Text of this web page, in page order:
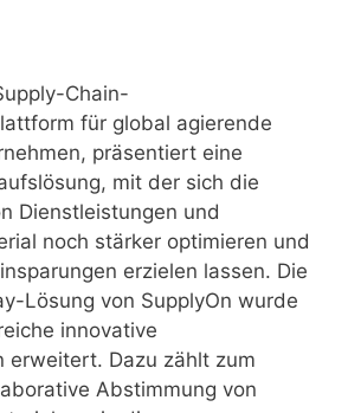
Chain-
für global agierende
präsentiert eine
mit der sich die
Dienstleistungen und
noch stärker optimieren und
erzielen lassen. Die
Lösung von SupplyOn wurde
innovative
erweitert. Dazu zählt zum
Abstimmung von